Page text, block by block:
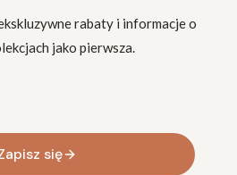
rabaty i informacje o
jako pierwsza.
się